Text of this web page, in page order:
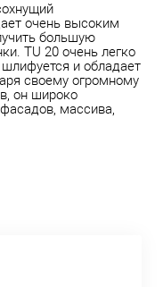
очень высоким
большую
TU 20 очень легко
и обладает
своему огромному
он широко
массива,